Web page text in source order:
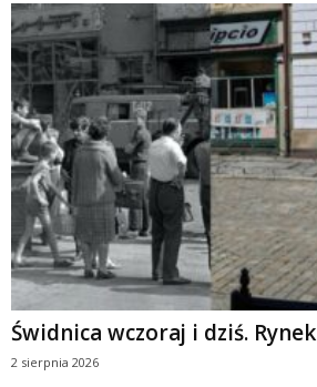
Świdnica wczoraj i dziś. Rynek
2 sierpnia 2026